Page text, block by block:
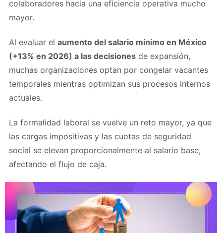
colaboradores hacia una eficiencia operativa mucho
mayor.
Al evaluar el aumento del salario mínimo en México
(+13% en 2026) a las decisiones de expansión,
muchas organizaciones optan por congelar vacantes
temporales mientras optimizan sus procesos internos
actuales.
La formalidad laboral se vuelve un reto mayor, ya que
las cargas impositivas y las cuotas de seguridad
social se elevan proporcionalmente al salario base,
afectando el flujo de caja.